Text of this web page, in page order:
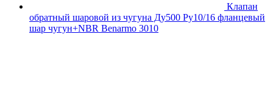
Клапан
обратный шаровой из чугуна Ду500 Ру10/16 фланцевый
шар чугун+NBR Benarmo 3010